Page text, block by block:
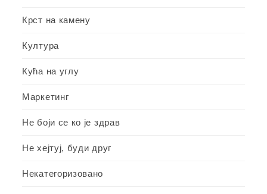
Крст на камену
Култура
Кућа на углу
Маркетинг
Не боји се ко је здрав
Не хејтуј, буди друг
Некатегоризовано